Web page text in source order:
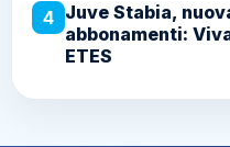
4 Juve Stabia,
abbonamenti:
ETES